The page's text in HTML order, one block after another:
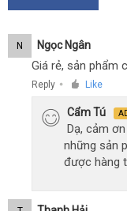
N Ngọc Ngân
Giá rẻ, sản phẩm
Reply ● Like
Cẩm Tú
Dạ, cảm
những sản
được hàng